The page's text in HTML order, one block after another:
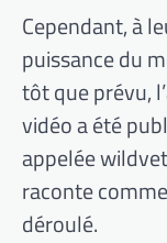
Cependant, à
puissance du
tôt que prévu,
vidéo a été
appelée
raconte
déroulé.